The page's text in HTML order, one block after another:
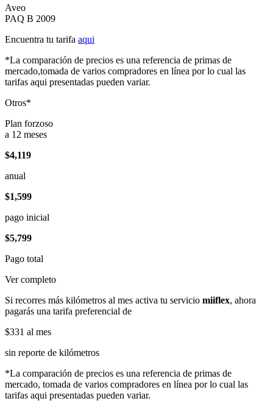
Aveo
PAQ B 2009
Encuentra tu tarifa aqui
*La comparación de precios es una referencia de primas de
mercado,tomada de varios compradores en línea por lo cual las
tarifas aqui presentadas pueden variar.
Otros*
Plan forzoso
a 12 meses
$4,119
anual
$1,599
pago inicial
$5,799
Pago total
Ver completo
Si recorres más kilómetros al mes activa tu servicio miiflex, ahora
pagarás una tarifa preferencial de
$331 al mes
sin reporte de kilómetros
*La comparación de precios es una referencia de primas de
mercado, tomada de varios compradores en línea por lo cual las
tarifas aqui presentadas pueden variar.